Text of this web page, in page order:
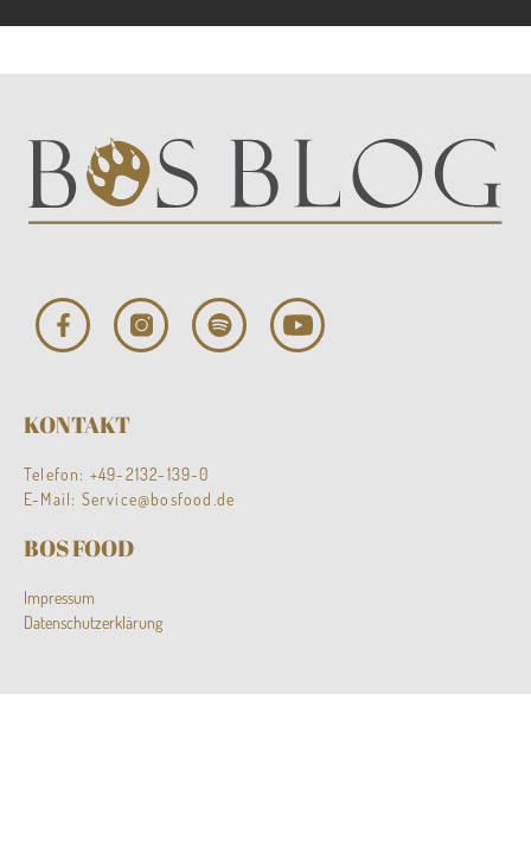
KONTAKT
Telefon: +49-2132-139-0
E-Mail: Service@bosfood.de
BOS FOOD
Impressum
Datenschutzerklärung